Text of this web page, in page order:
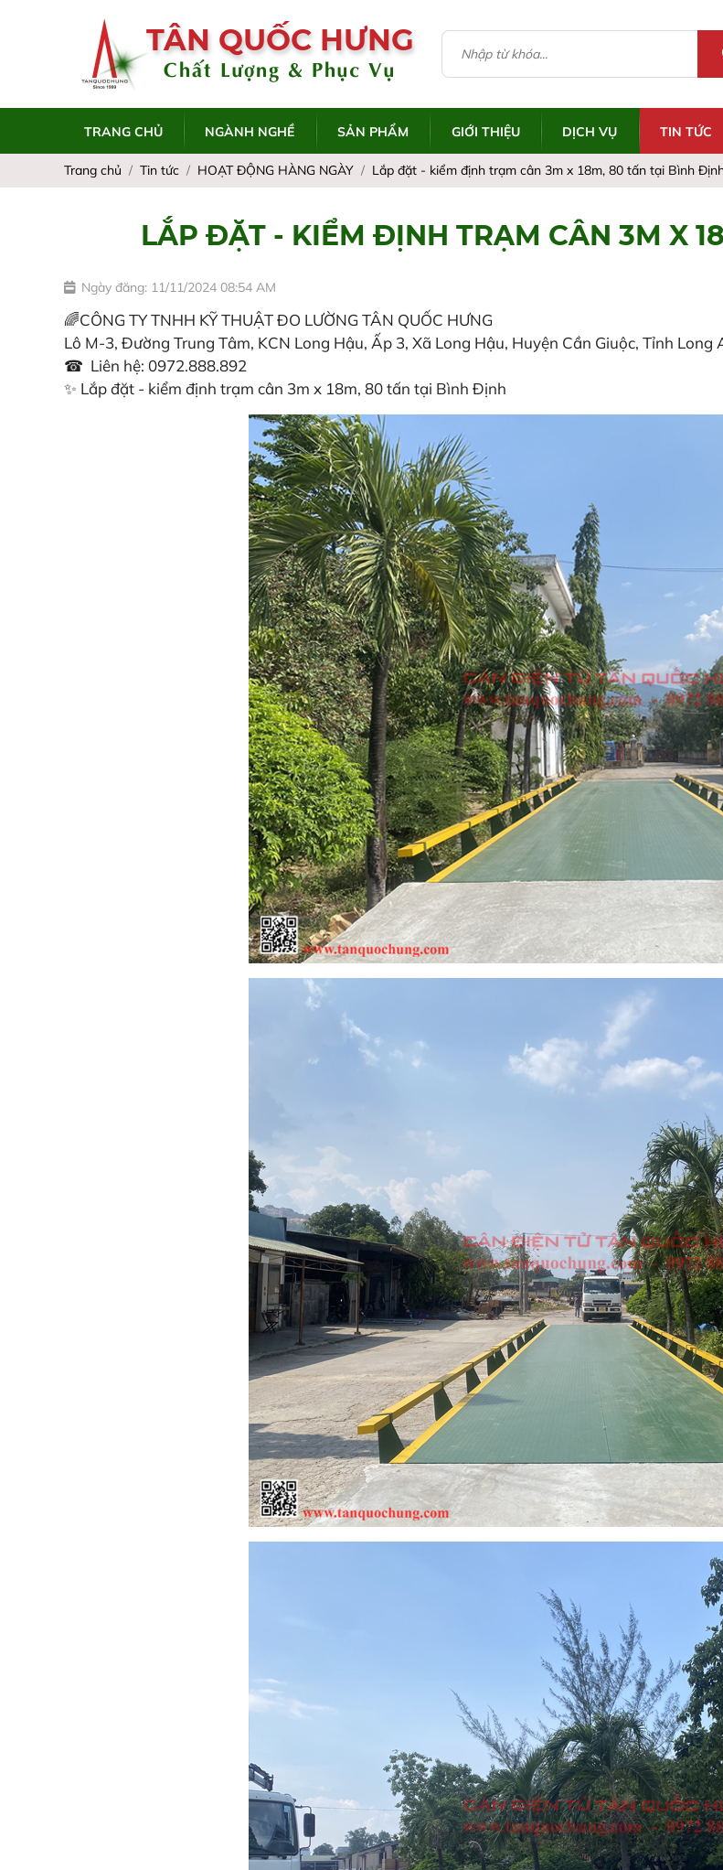
TÂN QUỐC HƯNG
Chất Lượng & Phục Vụ
TRANG CHỦ NGÀNH NGHỀ SẢN PHẨM GIỚI THIỆU DỊCH VỤ TIN TỨC
Trang chủ
Tin tức HOẠT ĐỘNG HÀNG NGÀY Lắp đặt - kiểm định trạm cân 3m x 18m, 80 tấn tại Bình
LẮP ĐẶT - KIỂM ĐỊNH TRẠM CÂN 3M X
Ngày đăng: 11/11/2024 08:54 AM
🌈CÔNG TY TNHH KỸ THUẬT ĐO LƯỜNG TÂN QUỐC HƯNG
Lô M-3, Đường Trung Tâm, KCN Long Hậu, Ấp 3, Xã Long Hậu, Huyện Cần Giuộc, Tỉnh Long
☎ Liên hệ: 0972.888.892
✨ Lắp đặt - kiểm định trạm cân 3m x 18m, 80 tấn tại Bình Định